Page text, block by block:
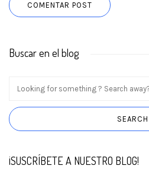
Buscar en el blog
¡SUSCRÍBETE A NUESTRO BLOG!